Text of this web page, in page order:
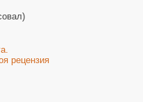
рецензия